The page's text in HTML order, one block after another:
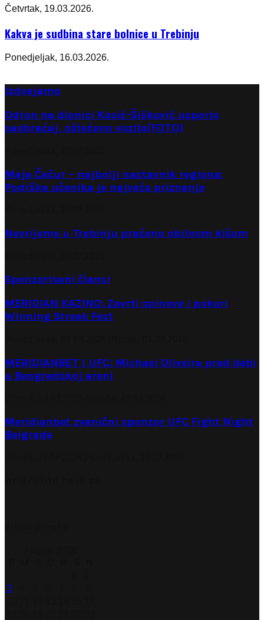
Četvrtak, 19.03.2026.
Kakva je sudbina stare bolnice u Trebinju
Ponedjeljak, 16.03.2026.
Izdvajamo
Odron na dionici Kosić-Šišković usporio
saobraćaj, oštećeno vozilo(FOTO)
Maja Čečur – najbolji nastavnik regiona:
Podrška učenika je najveće priznanje
Nevrijeme u Trebinju praćeno obilnom kišom
Sponzorisani članci
MERIDIAN KAZINO: Zavrti spinove i pokori
Winning Streak Fest
MERIDIANBET I UFC: Michael Oliveira pred debi
u Beogradskoj areni
Meridianbet zvanični sponzor UFC Fight Night
Belgrade
3